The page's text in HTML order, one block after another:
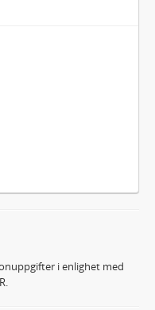
i enlighet med